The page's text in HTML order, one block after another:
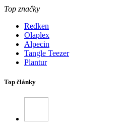
Top značky
Redken
Olaplex
Alpecin
Tangle Teezer
Plantur
Top články